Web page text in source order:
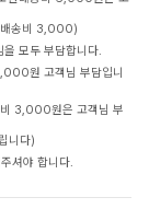
배송비 3,000)
모두 부담합니다.
원 고객님 부담입니
비 3,000원은 고객님 부
니다)
셔야 합니다.